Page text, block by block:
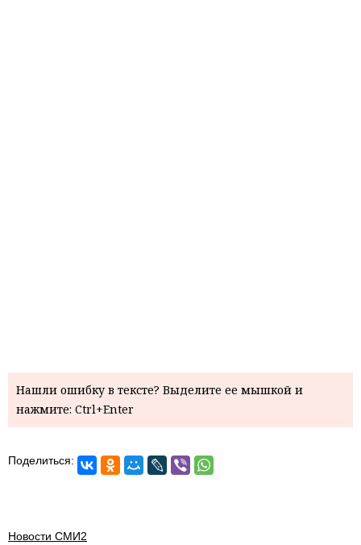
Нашли ошибку в тексте? Выделите ее мышкой и
нажмите: Ctrl+Enter
Поделиться:
Новости СМИ2